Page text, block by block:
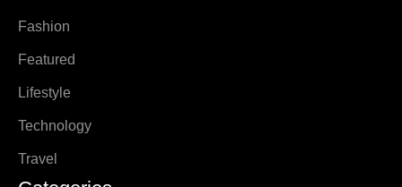
Fashion
Featured
Lifestyle
Technology
Travel